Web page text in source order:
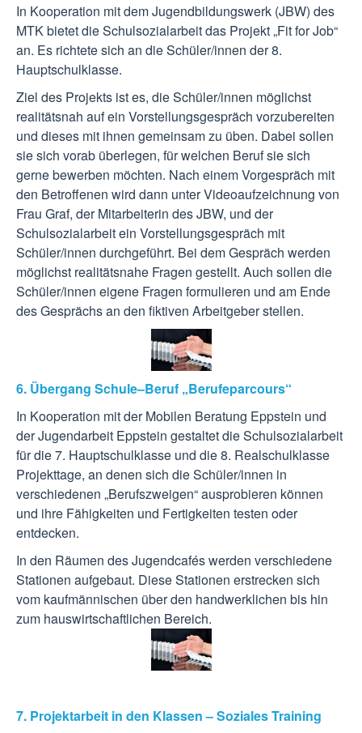
In Kooperation mit dem Jugendbildungswerk (JBW) des
MTK bietet die Schulsozialarbeit das Projekt „Fit for Job“
an. Es richtete sich an die Schüler/innen der 8.
Hauptschulklasse.
Ziel des Projekts ist es, die Schüler/innen möglichst
realitätsnah auf ein Vorstellungsgespräch vorzubereiten
und dieses mit ihnen gemeinsam zu üben. Dabei sollen
sie sich vorab überlegen, für welchen Beruf sie sich
gerne bewerben möchten. Nach einem Vorgespräch mit
den Betroffenen wird dann unter Videoaufzeichnung von
Frau Graf, der Mitarbeiterin des JBW, und der
Schulsozialarbeit ein Vorstellungsgespräch mit
Schüler/innen durchgeführt. Bei dem Gespräch werden
möglichst realitätsnahe Fragen gestellt. Auch sollen die
Schüler/innen eigene Fragen formulieren und am Ende
des Gesprächs an den fiktiven Arbeitgeber stellen.
6. Übergang Schule–Beruf „Berufeparcours“
In Kooperation mit der Mobilen Beratung Eppstein und
der Jugendarbeit Eppstein gestaltet die Schulsozialarbeit
für die 7. Hauptschulklasse und die 8. Realschulklasse
Projekttage, an denen sich die Schüler/innen in
verschiedenen „Berufszweigen“ ausprobieren können
und ihre Fähigkeiten und Fertigkeiten testen oder
entdecken.
In den Räumen des Jugendcafés werden verschiedene
Stationen aufgebaut. Diese Stationen erstrecken sich
vom kaufmännischen über den handwerklichen bis hin
zum hauswirtschaftlichen Bereich.
7. Projektarbeit in den Klassen – Soziales Training